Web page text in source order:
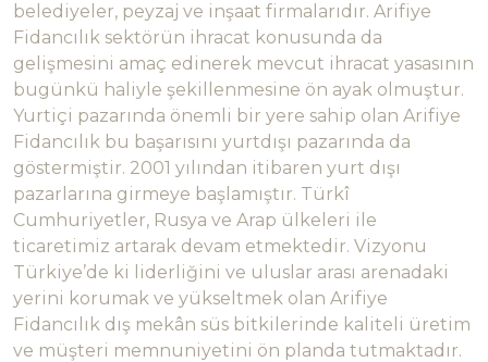
belediyeler, peyzaj ve inşaat firmalarıdır. Arifiye
Fidancılık sektörün ihracat konusunda da
gelişmesini amaç edinerek mevcut ihracat yasasının
bugünkü haliyle şekillenmesine ön ayak olmuştur.
Yurtiçi pazarında önemli bir yere sahip olan Arifiye
Fidancılık bu başarısını yurtdışı pazarında da
göstermiştir. 2001 yılından itibaren yurt dışı
pazarlarına girmeye başlamıştır. Türkî
Cumhuriyetler, Rusya ve Arap ülkeleri ile
ticaretimiz artarak devam etmektedir. Vizyonu
Türkiye’de ki liderliğini ve uluslar arası arenadaki
yerini korumak ve yükseltmek olan Arifiye
Fidancılık dış mekân süs bitkilerinde kaliteli üretim
ve müşteri memnuniyetini ön planda tutmaktadır.